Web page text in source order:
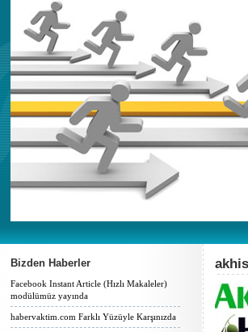
Bizden Haberler
Facebook Instant Article (Hızlı Makaleler)
modülümüz yayında
habervaktim.com Farklı Yüzüyle Karşınızda